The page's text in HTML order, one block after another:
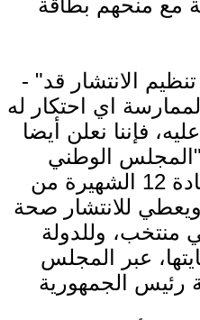
مع منحهم بطاقة
- "رابعا، كون عملية اعادة تنظيم الانتشار قد
اي احتكار له
فإننا نعلن أيضا
"المجلس الوطني
للانتشار" الذي يلغي المادة 12 الشهيرة من
ويعطي للانتشار صحة
منتخب، وللدولة
عبر المجلس